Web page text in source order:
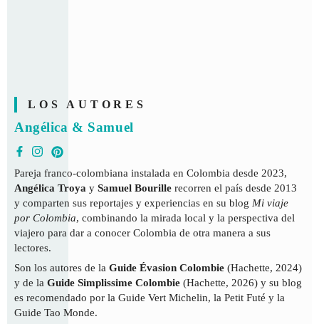
LOS AUTORES
Angélica & Samuel
Pareja franco-colombiana instalada en Colombia desde 2023,
Angélica Troya y Samuel Bourille recorren el país desde 2013
y comparten sus reportajes y experiencias en su blog Mi viaje
por Colombia, combinando la mirada local y la perspectiva del
viajero para dar a conocer Colombia de otra manera a sus
lectores.
Son los autores de la Guide Évasion Colombie (Hachette, 2024)
y de la Guide Simplissime Colombie (Hachette, 2026) y su blog
es recomendado por la Guide Vert Michelin, la Petit Futé y la
Guide Tao Monde.